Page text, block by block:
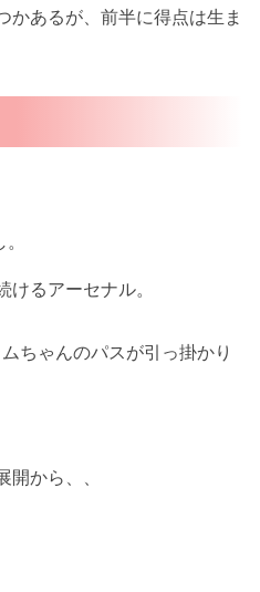
かあるが、前半に得点は生ま
けるアーセナル。
ちゃんのパスが引っ掛かり
開から、、